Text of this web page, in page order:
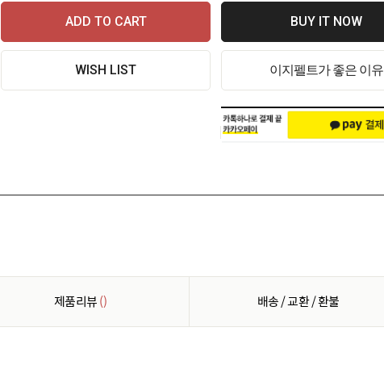
ADD TO CART BUY IT NOW
WISH LIST 이지펠트가 좋은 이유
제품리뷰() 배송 / 교환 / 환불